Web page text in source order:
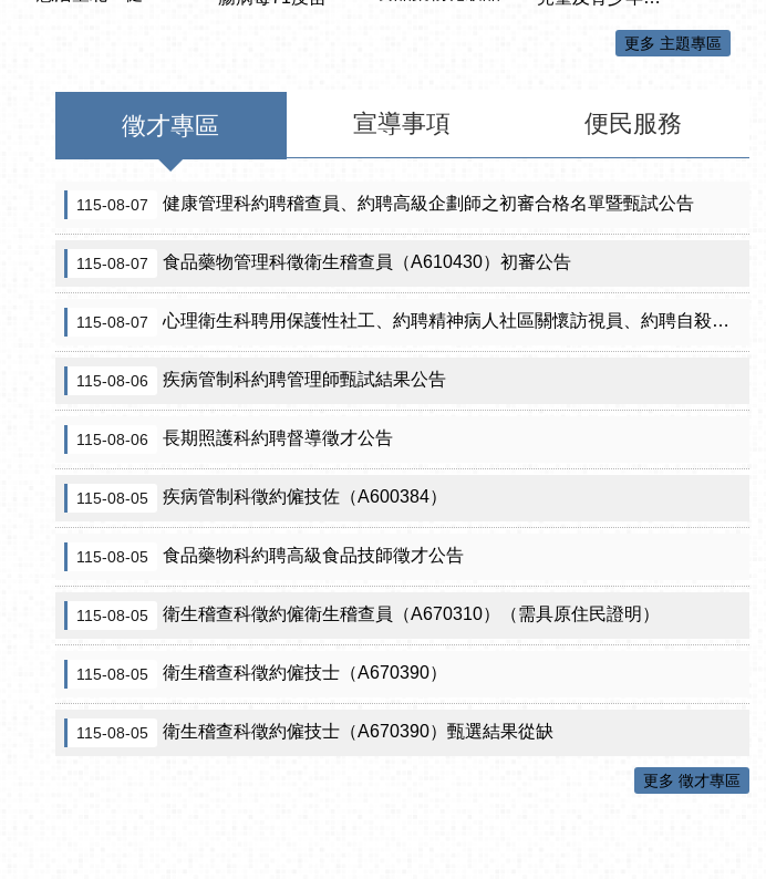
更多 主題專區
徵才專區 宣導事項 便民服務
115-08-07 健康管理科約聘稽查員、約聘高級企劃師之初審合格名單暨甄試公告
115-08-07 食品藥物管理科徵衛生稽查員（A610430）初審公告
115-08-07 心理衛生科聘用保護性社工、約聘精神病人社區關懷訪視員、約聘自殺關懷訪視員等5項職稱甄試結果公告
115-08-06 疾病管制科約聘管理師甄試結果公告
115-08-06 長期照護科約聘督導徵才公告
115-08-05 疾病管制科徵約僱技佐（A600384）
115-08-05 食品藥物科約聘高級食品技師徵才公告
115-08-05 衛生稽查科徵約僱衛生稽查員（A670310）（需具原住民證明）
115-08-05 衛生稽查科徵約僱技士（A670390）
115-08-05 衛生稽查科徵約僱技士（A670390）甄選結果從缺
更多 徵才專區